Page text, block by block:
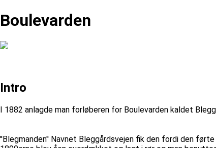
Boulevarden
Intro
I 1882 anlagde man forløberen for Boulevarden kaldet
''Blegmanden'' Navnet Bleggårdsvejen fik den fordi den